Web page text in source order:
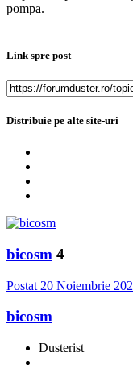
pompa.
Link spre post
Distribuie pe alte site-uri
bicosm 4
Postat 20 Noiembrie
bicosm
Dusterist